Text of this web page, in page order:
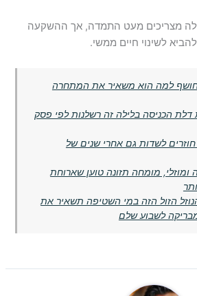
מצריכים מעט התמדה, אך ההשקעה
לשינוי חיים ממשי.
חושף למה הוא משאיר את המתחרה
דלת הכניסה בלילה זה רשלנות לפי פסק
חוזרים לשדות גם אחרי שנים של
ומוזלי, מומחה תזונה טוען שארוחת
הזול הזה במי השטיפה תשאיר את
לשבוע שלם